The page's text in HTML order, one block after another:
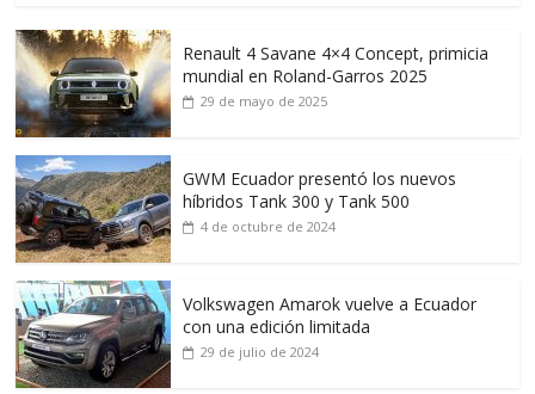
Renault 4 Savane 4×4 Concept, primicia
mundial en Roland-Garros 2025
29 de mayo de 2025
GWM Ecuador presentó los nuevos
híbridos Tank 300 y Tank 500
4 de octubre de 2024
Volkswagen Amarok vuelve a Ecuador
con una edición limitada
29 de julio de 2024